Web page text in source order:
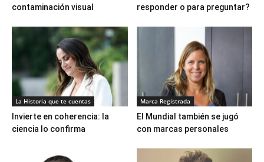
contaminación visual
responder o para preguntar?
La Historia que te cuentas
Invierte en coherencia: la
ciencia lo confirma
Marca Registrada
El Mundial también se jugó
con marcas personales